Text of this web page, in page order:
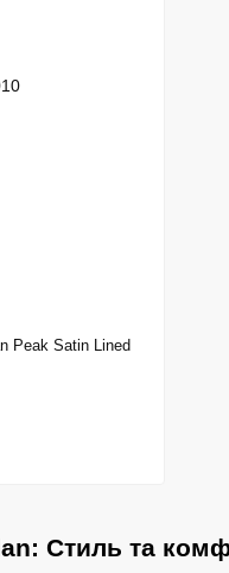
Стиль та
Peak Satin Lined